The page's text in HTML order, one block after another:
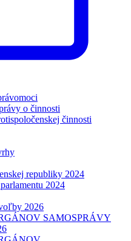
o činnosti
činnosti
republiky 2024
2024
2026
SAMOSPRÁVY